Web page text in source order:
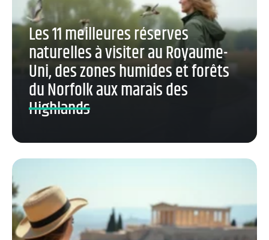
Les 11 meilleures réserves
naturelles à visiter au Royaume-
Uni, des zones humides et forêts
du Norfolk aux marais des
Highlands